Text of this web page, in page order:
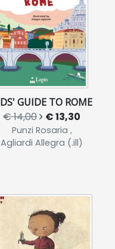
GUIDE TO ROME
€ 14,00 € 13,30
Punzi Rosaria ,
Agliardi Allegra (.ill)